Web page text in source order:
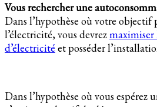
Vous rechercher une
Dans l’hypothèse où votre objectif
l’électricité, vous devrez
d’électricité et posséder
Dans l’hypothèse où vous